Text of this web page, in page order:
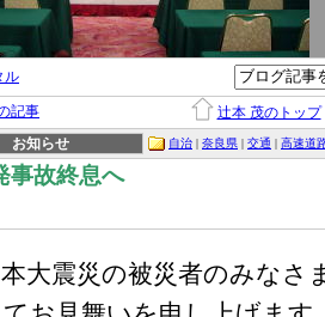
ル
記事
辻本 茂のトップ
お知らせ
自治 | 奈良県 | 交通 | 高速道
事故終息へ
大震災の被災者のみなさ